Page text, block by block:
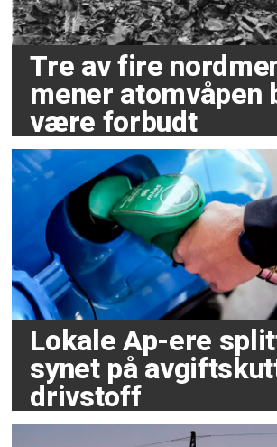
Tre av fire
mener atomvåpen
være forbudt
Lokale Ap-ere
synet på
drivstoff